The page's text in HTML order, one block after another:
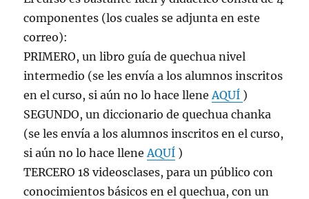
componentes (los cuales se adjunta en este
correo):
PRIMERO, un libro guía de quechua nivel
intermedio (se les envía a los alumnos inscritos
en el curso, si aún no lo hace lleneAQUÍ )
SEGUNDO, un diccionario de quechua chanka
(se les envía a los alumnos inscritos en el curso,
si aún no lo hace lleneAQUÍ )
TERCERO 18 videosclases, para un público con
conocimientos básicos en el quechua, con un